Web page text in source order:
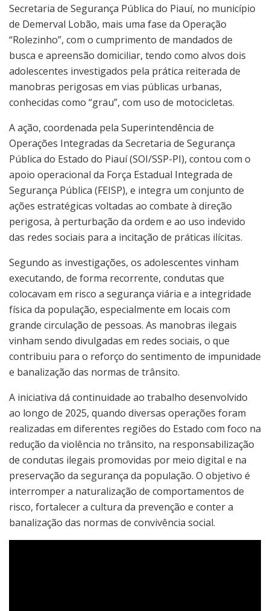
Secretaria de Segurança Pública do Piauí, no município
de Demerval Lobão, mais uma fase da Operação
“Rolezinho”, com o cumprimento de mandados de
busca e apreensão domiciliar, tendo como alvos dois
adolescentes investigados pela prática reiterada de
manobras perigosas em vias públicas urbanas,
conhecidas como “grau”, com uso de motocicletas.
A ação, coordenada pela Superintendência de
Operações Integradas da Secretaria de Segurança
Pública do Estado do Piauí (SOI/SSP-PI), contou com o
apoio operacional da Força Estadual Integrada de
Segurança Pública (FEISP), e integra um conjunto de
ações estratégicas voltadas ao combate à direção
perigosa, à perturbação da ordem e ao uso indevido
das redes sociais para a incitação de práticas ilícitas.
Segundo as investigações, os adolescentes vinham
executando, de forma recorrente, condutas que
colocavam em risco a segurança viária e a integridade
física da população, especialmente em locais com
grande circulação de pessoas. As manobras ilegais
vinham sendo divulgadas em redes sociais, o que
contribuiu para o reforço do sentimento de impunidade
e banalização das normas de trânsito.
A iniciativa dá continuidade ao trabalho desenvolvido
ao longo de 2025, quando diversas operações foram
realizadas em diferentes regiões do Estado com foco na
redução da violência no trânsito, na responsabilização
de condutas ilegais promovidas por meio digital e na
preservação da segurança da população. O objetivo é
interromper a naturalização de comportamentos de
risco, fortalecer a cultura da prevenção e conter a
banalização das normas de convivência social.